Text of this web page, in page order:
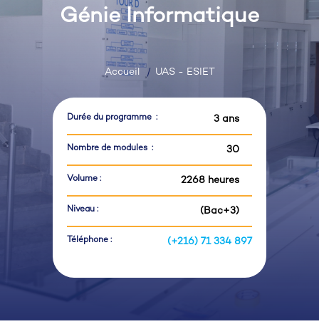
Génie Informatique
Accueil UAS - ESIET
Durée du programme : 3 ans
Nombre de modules : 30
Volume : 2268 heures
Niveau : (Bac+3)
Téléphone : (+216) 71 334 897